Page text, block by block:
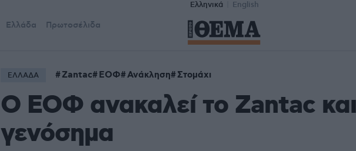
Ελληνικά English
Ελλάδα Πρωτοσέλιδα
ΕΛΛΑΔΑ Zantac ΕΟΦ Ανάκληση Στομάχι
Ο ΕΟΦ ανακαλεί το Zantac
γενόσημα